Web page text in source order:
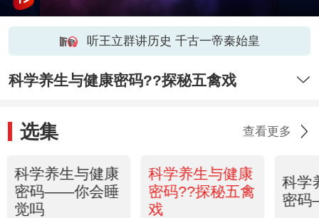
听王立群讲历史 千古一帝秦始皇
科学养生与健康密码??探秘五禽戏
选集 查看更多
科学养生与健康
密码——你会睡
觉吗
科学养生与健康
密码??探秘五禽
戏
科学
密